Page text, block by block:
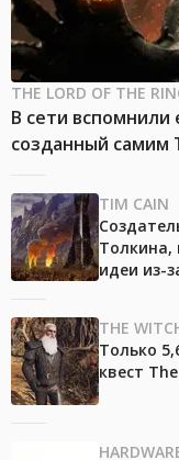
THE LORD OF THE
В сети вспомнили
созданный самим
TIM CAIN
Толкина,
идеи из-
THE
Только
квест